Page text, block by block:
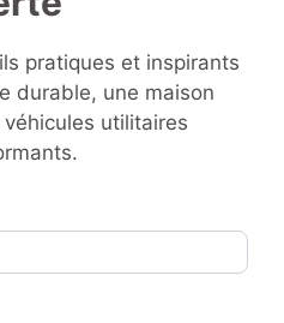
pratiques et inspirants
durable, une maison
utilitaires